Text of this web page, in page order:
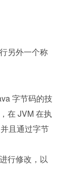
另外一个称
字节码的技
在 JVM 在执
且通过字节
行修改，以